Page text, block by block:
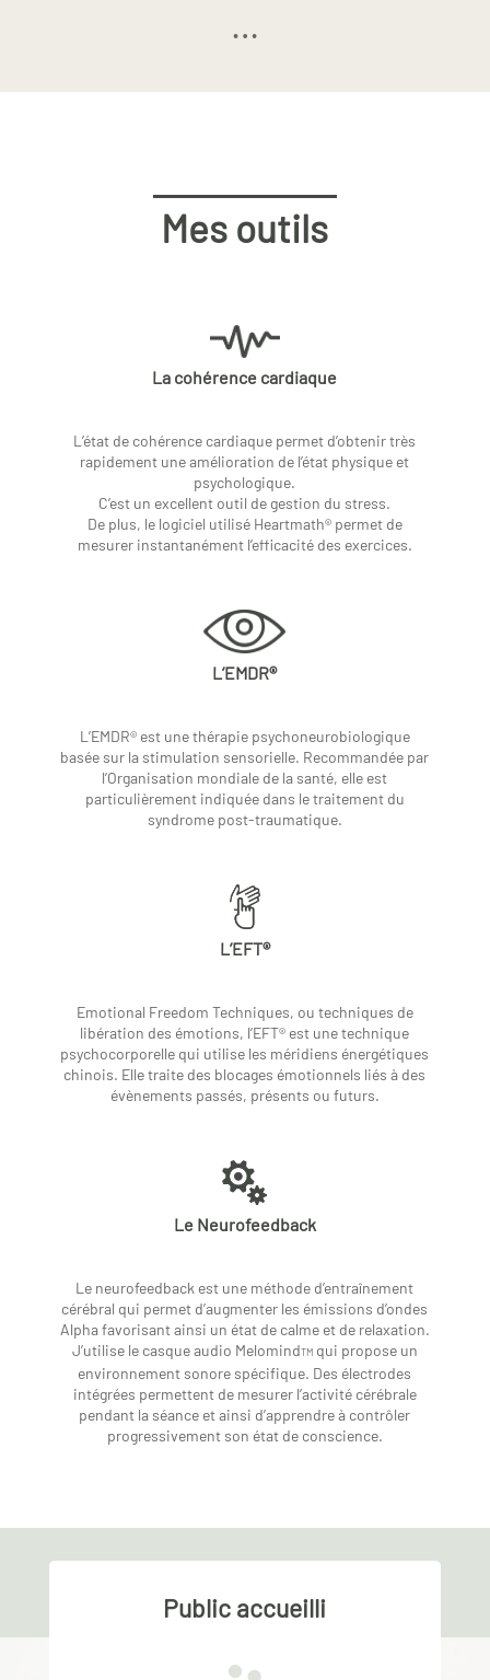
…
Mes outils
La cohérence cardiaque
L’état de cohérence cardiaque permet d’obtenir très
rapidement une amélioration de l’état physique et
psychologique.
C’est un excellent outil de gestion du stress.
De plus, le logiciel utilisé Heartmath® permet de
mesurer instantanément l’efficacité des exercices.
L’EMDR®
L’EMDR® est une thérapie psychoneurobiologique
basée sur la stimulation sensorielle. Recommandée par
l’Organisation mondiale de la santé, elle est
particulièrement indiquée dans le traitement du
syndrome post-traumatique.
L’EFT®
Emotional Freedom Techniques, ou techniques de
libération des émotions, l’EFT® est une technique
psychocorporelle qui utilise les méridiens énergétiques
chinois. Elle traite des blocages émotionnels liés à des
évènements passés, présents ou futurs.
Le Neurofeedback
Le neurofeedback est une méthode d’entraînement
cérébral qui permet d’augmenter les émissions d’ondes
Alpha favorisant ainsi un état de calme et de relaxation.
J’utilise le casque audio MelomindTMqui propose un
environnement sonore spécifique. Des électrodes
intégrées permettent de mesurer l’activité cérébrale
pendant la séance et ainsi d’apprendre à contrôler
progressivement son état de conscience.
Public accueilli